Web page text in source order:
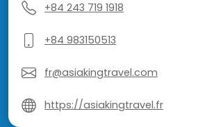
+84 243 719 1918
+84 983150513
fr@asiakingtravel.com
https://asiakingtravel.fr